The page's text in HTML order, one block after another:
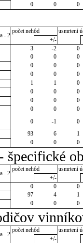
0 0 0
- 2
počet nehôd
usmrtení
+/-
3 -2
0
0 0
0
0 0
0
0 0
0
1 1
0
0 0
0
0 0
0
0 0
0
0 -1
0
93 6
1
0 0 0
špecifické
- 2
počet nehôd
usmrtení
+/-
0 0
0
97 4
1
0 0 0
- 2
počet nehôd
usmrtení
+/-